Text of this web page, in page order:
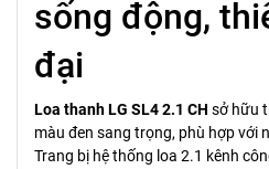
sống động,
đại
Loa thanh LG SL4 2.1 CH sở hữu
màu đen sang trọng, phù hợp với
Trang bị hệ thống loa 2.1 kênh